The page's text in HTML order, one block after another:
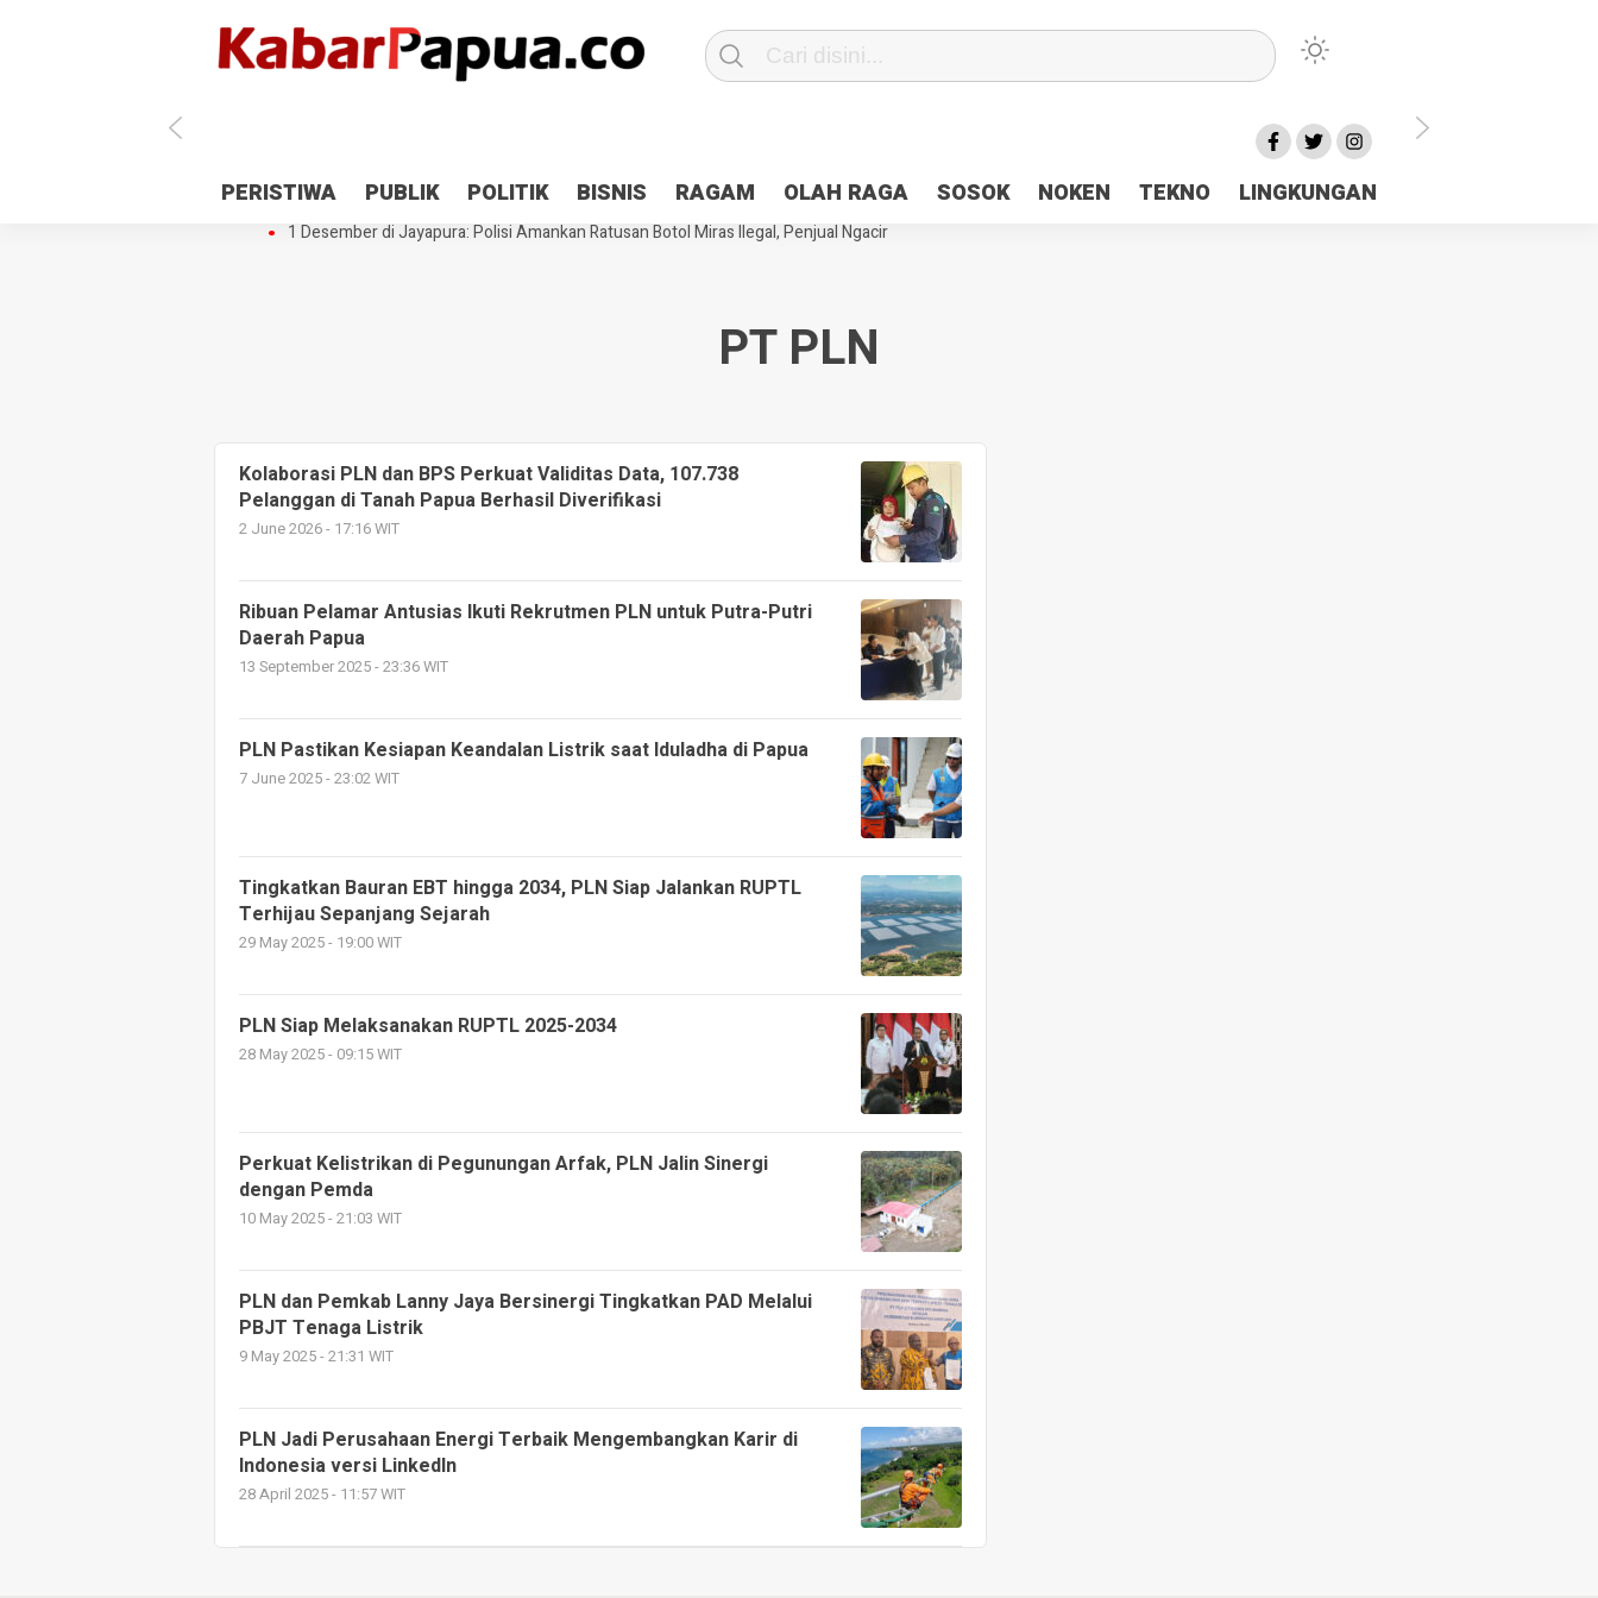
PERISTIWA PUBLIK POLITIK BISNIS RAGAM OLAH RAGA SOSOK NOKEN TEKNO LINGKUNGAN
Antisipasi 1 Desember, TNI Polri Patroli 2×24 jam di Kota Jayapura
Pesan Sejuk Polri di Deklarasi Pemilu Ceria Tanah Papua
Gedung Perpustakaan SMPN 5 Sentani Terbakar
Hibah Pilkada Jayapura Cair 10 Persen, Deposit Kas Daerah Rp23 Miliar Disorot
1 Desember di Jayapura: Polisi Amankan Ratusan Botol Miras Ilegal, Penjual Ngacir
PT PLN
Kolaborasi PLN dan BPS Perkuat Validitas Data, 107.738
Pelanggan di Tanah Papua Berhasil Diverifikasi
2 June 2026 - 17:16 WIT
Ribuan Pelamar Antusias Ikuti Rekrutmen PLN untuk Putra-Putri
Daerah Papua
13 September 2025 - 23:36 WIT
PLN Pastikan Kesiapan Keandalan Listrik saat Iduladha di Papua
7 June 2025 - 23:02 WIT
Tingkatkan Bauran EBT hingga 2034, PLN Siap Jalankan RUPTL
Terhijau Sepanjang Sejarah
29 May 2025 - 19:00 WIT
PLN Siap Melaksanakan RUPTL 2025-2034
28 May 2025 - 09:15 WIT
Perkuat Kelistrikan di Pegunungan Arfak, PLN Jalin Sinergi
dengan Pemda
10 May 2025 - 21:03 WIT
PLN dan Pemkab Lanny Jaya Bersinergi Tingkatkan PAD Melalui
PBJT Tenaga Listrik
9 May 2025 - 21:31 WIT
PLN Jadi Perusahaan Energi Terbaik Mengembangkan Karir di
Indonesia versi LinkedIn
28 April 2025 - 11:57 WIT